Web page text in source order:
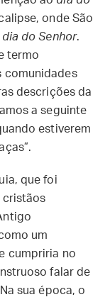
onde São
dia do Senhor.
termo
comunidades
descrições da
a seguinte
estiverem
que foi
cristãos
um
cumpriria no
falar de
sua época, o